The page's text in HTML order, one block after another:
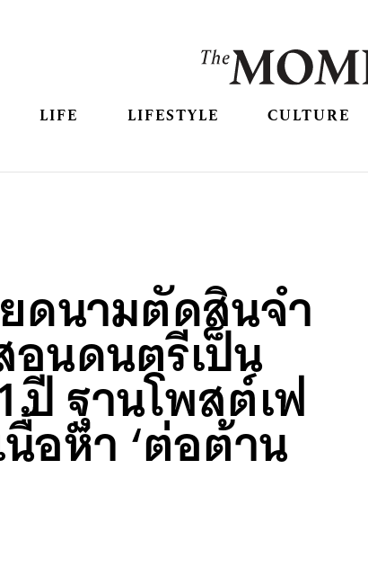
LIFE LIFESTYLE CULTURE
ดนามตัดสินจำ
นดนตรีเป็น
ปี ฐานโพสต์เฟ
อหา ‘ต่อต้าน